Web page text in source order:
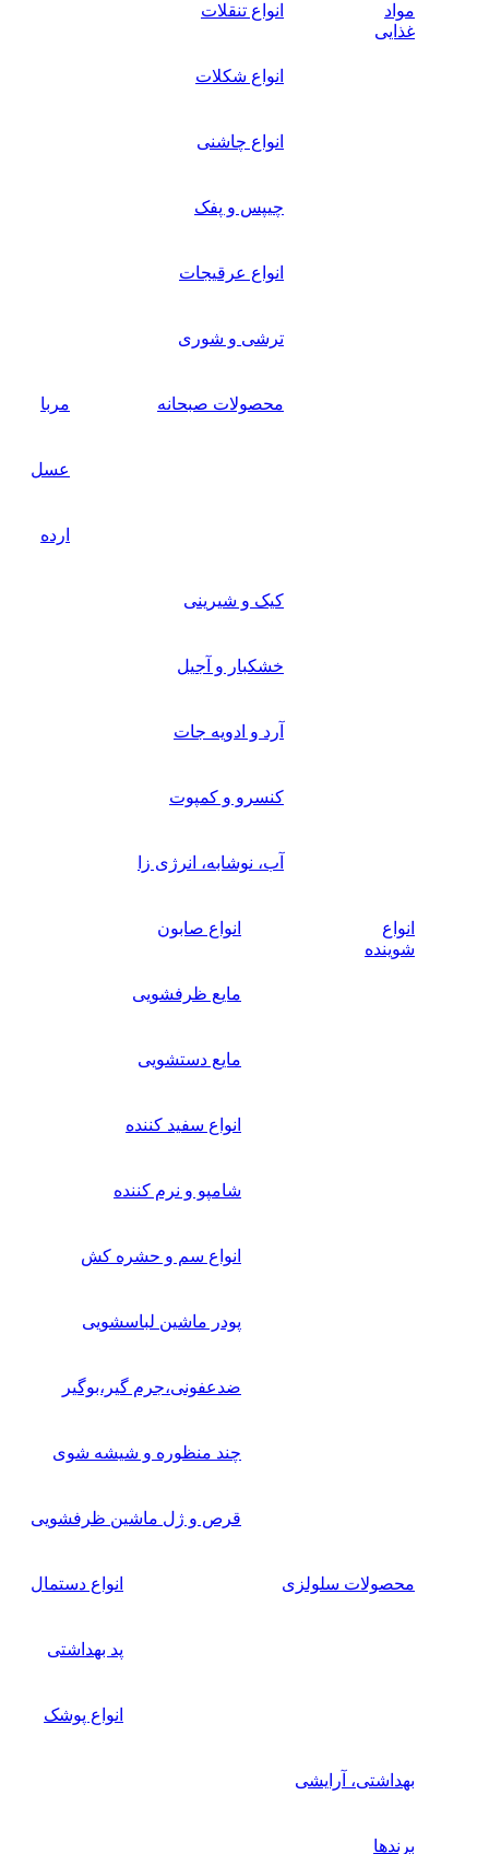
مواد
غذایی
انواع تنقلات
انواع شکلات
انواع چاشنی
چیپس و پفک
انواع عرقیجات
ترشی و شوری
محصولات صبحانه مربا
عسل
ارده
کیک و شیرینی
خشکبار و آجیل
آرد و ادویه جات
کنسرو و کمپوت
آب، نوشابه، انرژی زا
انواع
شوینده
انواع صابون
مایع ظرفشویی
مایع دستشویی
انواع سفید کننده
شامپو و نرم کننده
انواع سم و حشره کش
پودر ماشین لباسشویی
ضدعفونی،جرم گیر،بوگیر
چند منظوره و شیشه شوی
قرص و ژل ماشین ظرفشویی
محصولات سلولزی انواع دستمال
پد بهداشتی
انواع پوشک
بهداشتی، آرایشی
برندها